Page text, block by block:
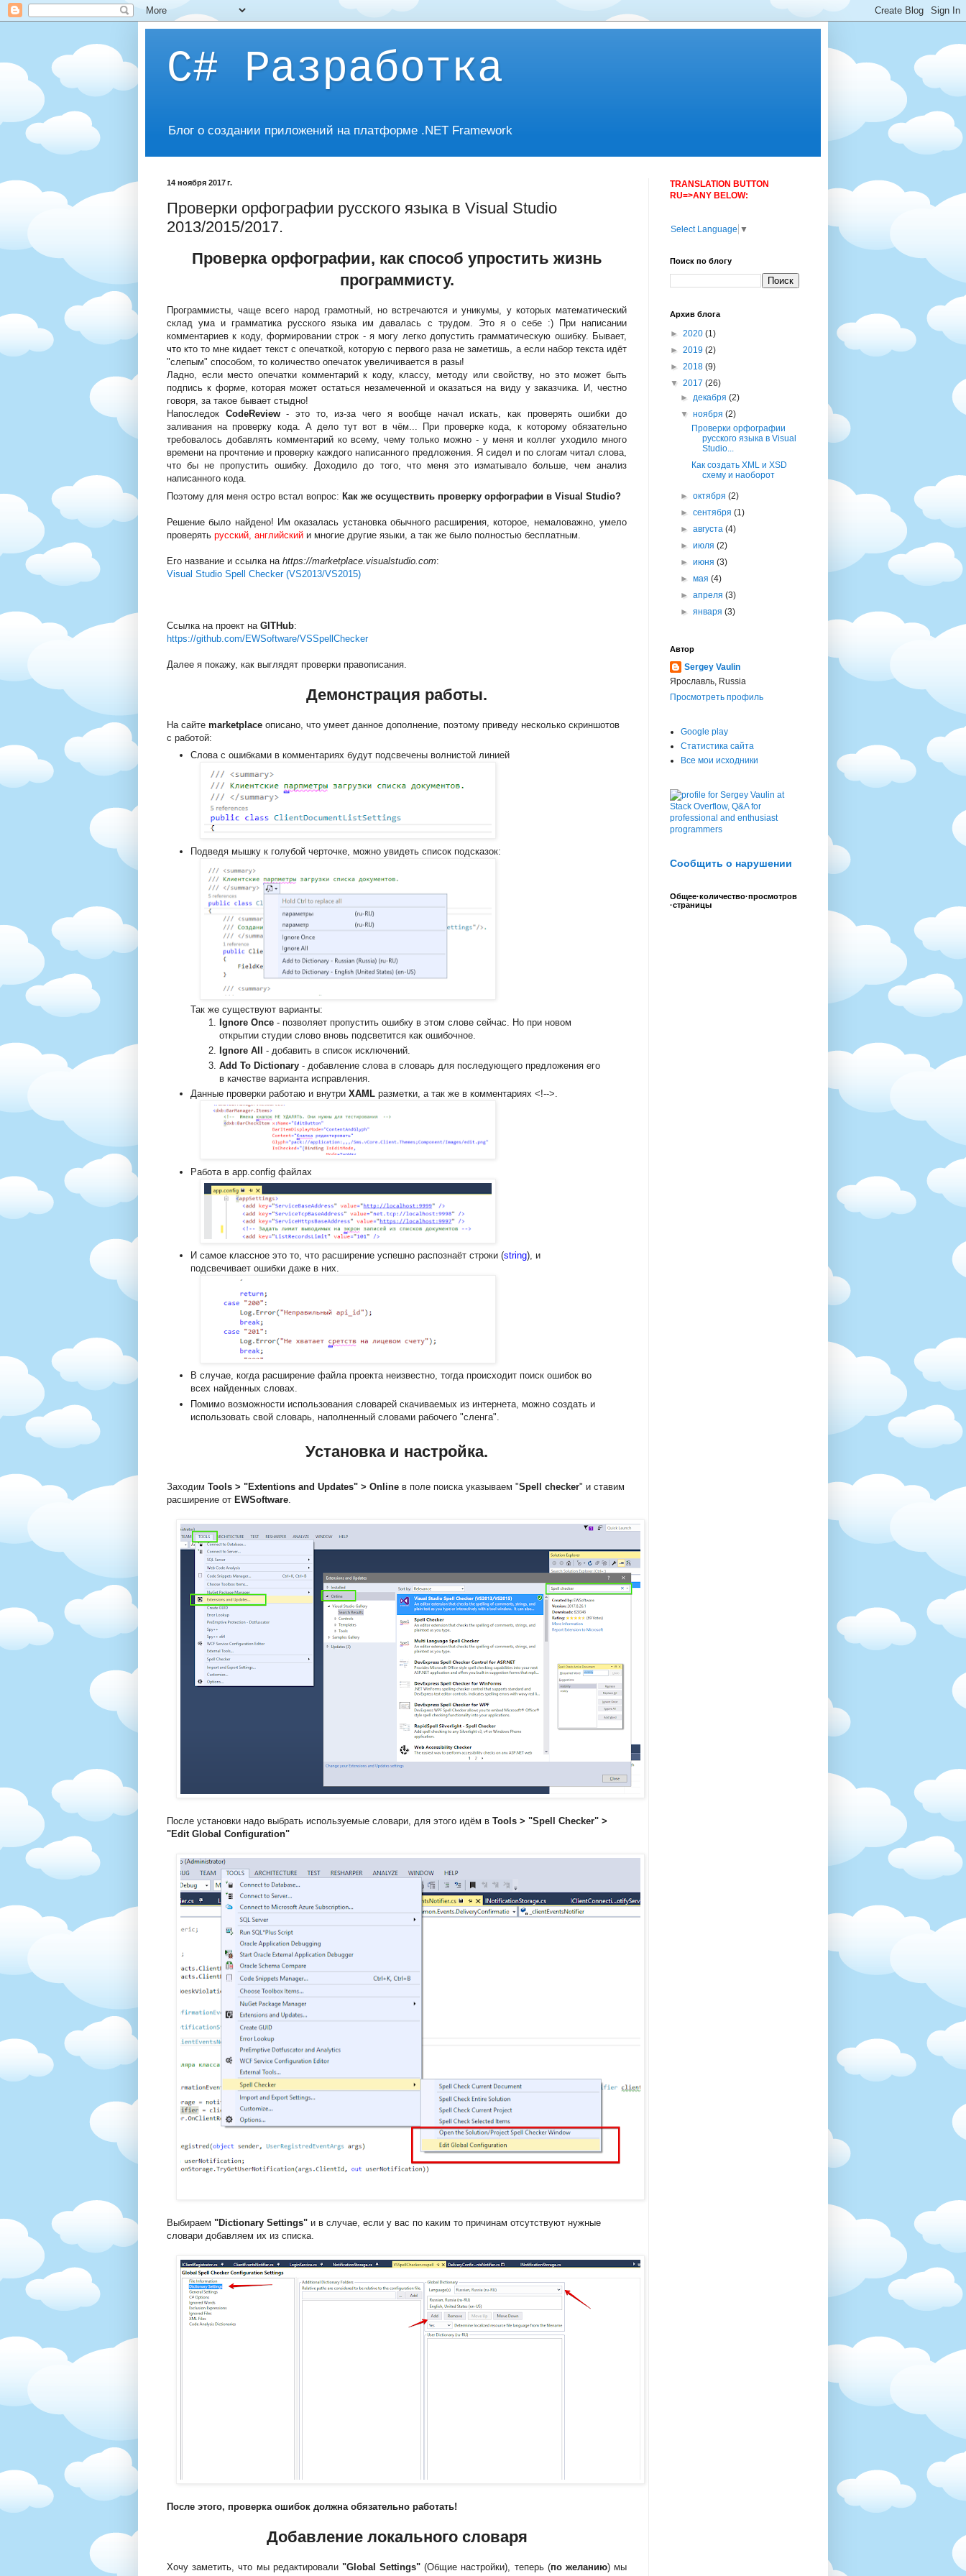
C# Разработка
Блог о создании приложений на платформе .NET Framework
14 ноября 2017 г.
Проверки орфографии русского языка в Visual Studio
2013/2015/2017.
Проверка орфографии, как способ упростить жизнь
программисту.
Программисты, чаще всего народ грамотный, но встречаются и уникумы, у которых математический
склад ума и грамматика русского языка им давалась с трудом. Это я о себе :) При написании
комментариев к коду, формировании строк - я могу легко допустить грамматическую ошибку. Бывает,
что кто то мне кидает текст с опечаткой, которую с первого раза не заметишь, а если набор текста идёт
"слепым" способом, то количество опечаток увеличивается в разы!
Ладно, если место опечатки комментарий к коду, классу, методу или свойству, но это может быть
подпись к форме, которая может остаться незамеченной и оказаться на виду у заказчика. И, честно
говоря, за такое бывает стыдно!
Напоследок CodeReview- это то, из-за чего я вообще начал искать, как проверять ошибки до
заливания на проверку кода. А дело тут вот в чём... При проверке кода, к которому обязательно
требовалось добавлять комментарий ко всему, чему только можно - у меня и коллег уходило много
времени на прочтение и проверку каждого написанного предложения. Я сидел и по слогам читал слова,
что бы не пропустить ошибку. Доходило до того, что меня это изматывало больше, чем анализ
написанного кода.
Поэтому для меня остро встал вопрос: Как же осуществить проверку орфографии в Visual Studio?
Решение было найдено! Им оказалась установка обычного расширения, которое, немаловажно, умело
проверять русский, английский и многие другие языки, а так же было полностью бесплатным.
Его название и ссылка на https://marketplace.visualstudio.com:
Visual Studio Spell Checker (VS2013/VS2015)
Ссылка на проект на GITHub:
https://github.com/EWSoftware/VSSpellChecker
Далее я покажу, как выглядят проверки правописания.
Демонстрация работы.
На сайте marketplace описано, что умеет данное дополнение, поэтому приведу несколько скриншотов
с работой:
Слова с ошибками в комментариях будут подсвечены волнистой линией
Подведя мышку к голубой черточке, можно увидеть список подсказок:
Так же существуют варианты:
Ignore Once - позволяет пропустить ошибку в этом слове сейчас. Но при новом
открытии студии слово вновь подсветится как ошибочное.
Ignore All - добавить в список исключений.
Add To Dictionary - добавление слова в словарь для последующего предложения его
в качестве варианта исправления.
Данные проверки работаю и внутри XAML разметки, а так же в комментариях <!-->.
Работа в app.config файлах
И самое классное это то, что расширение успешно распознаёт строки (string), и
подсвечивает ошибки даже в них.
В случае, когда расширение файла проекта неизвестно, тогда происходит поиск ошибок во
всех найденных словах.
Помимо возможности использования словарей скачиваемых из интернета, можно создать и
использовать свой словарь, наполненный словами рабочего "сленга".
Установка и настройка.
Заходим Tools > "Extentions and Updates" > Online в поле поиска указываем "Spell checker" и ставим
расширение от EWSoftware
После установки надо выбрать используемые словари, для этого идём в Tools > "Spell Checker" >
"Edit Global Configuration"
Выбираем "Dictionary Settings" и в случае, если у вас по каким то причинам отсутствуют нужные
словари добавляем их из списка.
После этого, проверка ошибок должна обязательно работать!
Добавление локального словаря
Хочу заметить, что мы редактировали "Global Settings" (Общие настройки), теперь (по желанию) мы
TRANSLATION BUTTON
RU=>ANY BELOW:
Select Language ▼
Поиск по блогу
Архив блога
► 2020 (1)
► 2019 (2)
► 2018 (9)
▼ 2017 (26)
►декабря(2)
▼ноября(2)
Проверки орфографии
русского языка в Visual
Studio...
Как создать XML и XSD
схему и наоборот
►октября(2)
►сентября(1)
►августа(4)
►июля(2)
►июня(3)
►мая(4)
►апреля(3)
►января(3)
Автор
Sergey Vaulin
Ярославль, Russia
Просмотреть профиль
Google play
Статистика сайта
Все мои исходники
Сообщить о нарушении
Общее·количество·просмотров
·страницы